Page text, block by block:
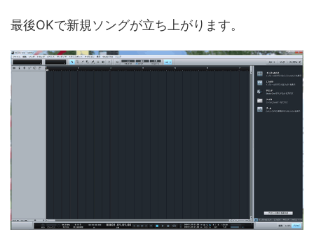
最後OKで新規ソングが立ち上がります。